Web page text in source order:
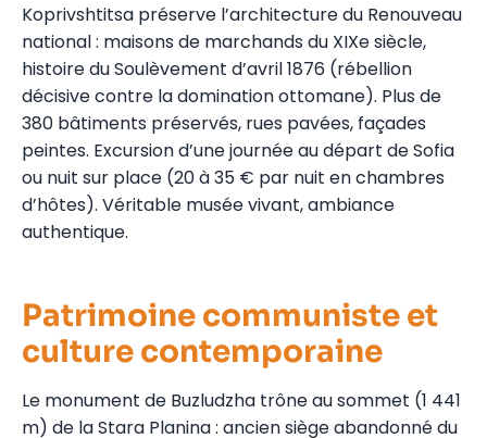
Koprivshtitsa préserve l’architecture du Renouveau
national : maisons de marchands du XIXe siècle,
histoire du Soulèvement d’avril 1876 (rébellion
décisive contre la domination ottomane). Plus de
380 bâtiments préservés, rues pavées, façades
peintes. Excursion d’une journée au départ de Sofia
ou nuit sur place (20 à 35 € par nuit en chambres
d’hôtes). Véritable musée vivant, ambiance
authentique.
Patrimoine communiste et
culture contemporaine
Le monument de Buzludzha trône au sommet (1 441
m) de la Stara Planina : ancien siège abandonné du